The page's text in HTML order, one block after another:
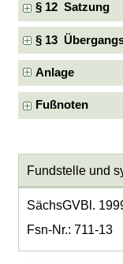
§ 12 Satzung
§ 13
Anlage
Fußnoten
Fundstelle und
SächsGVBl.
Fsn-Nr.: 711-13